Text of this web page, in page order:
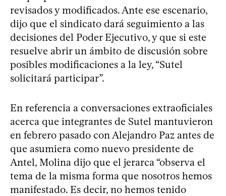
revisados y modificados. Ante ese escenario,
dijo que el sindicato dará seguimiento a las
decisiones del Poder Ejecutivo, y que si este
resuelve abrir un ámbito de discusión sobre
posibles modificaciones a la ley, “Sutel
solicitará participar”.
En referencia a conversaciones extraoficiales
acerca que integrantes de Sutel mantuvieron
en febrero pasado con Alejandro Paz antes de
que asumiera como nuevo presidente de
Antel, Molina dijo que el jerarca “observa el
tema de la misma forma que nosotros hemos
manifestado. Es decir, no hemos tenido